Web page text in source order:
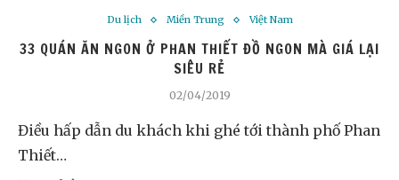
Du lịch Miền Trung Việt Nam
33 QUÁN ĂN NGON Ở PHAN THIẾT ĐỒ NGON MÀ GIÁ LẠI
SIÊU RẺ
02/04/2019
Điều hấp dẫn du khách khi ghé tới thành phố Phan
Thiết…